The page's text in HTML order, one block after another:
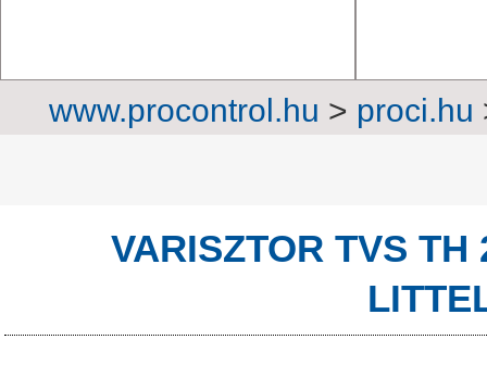
www.procontrol.hu > proci.hu
VARISZTOR TVS TH